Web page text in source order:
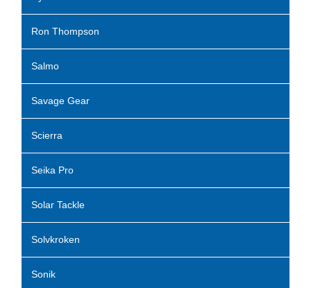
Ron Thompson
Salmo
Savage Gear
Scierra
Seika Pro
Solar Tackle
Solvkroken
Sonik